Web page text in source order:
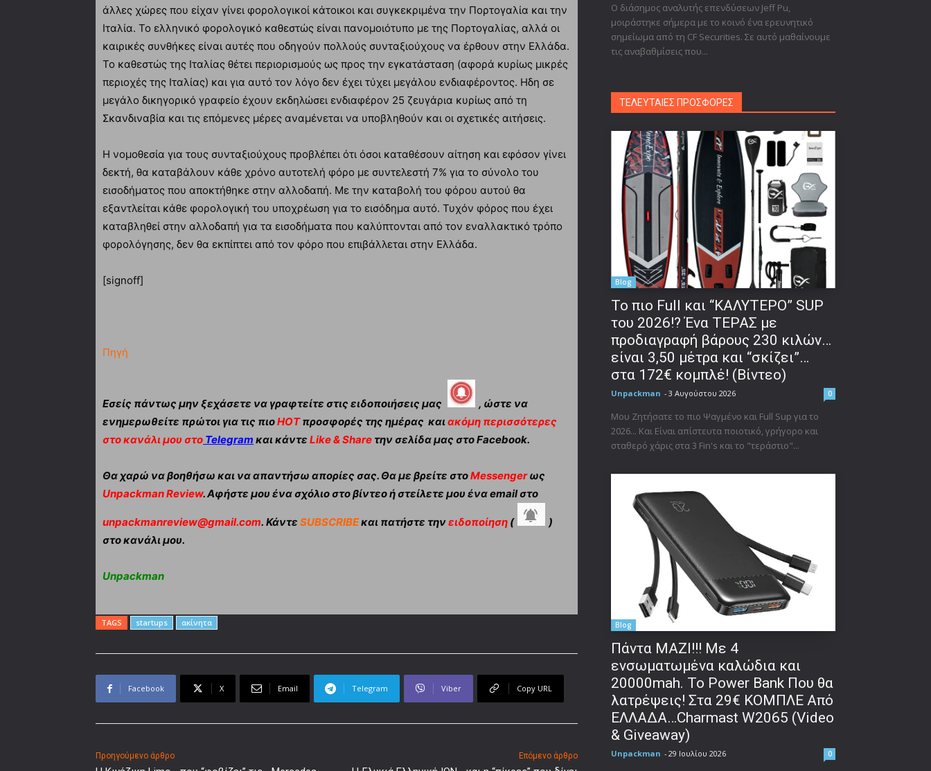
άλλες χώρες που είχαν γίνει φορολογικοί κάτοικοι και συγκεκριμένα την Πορτογαλία και την
Ιταλία. Το ελληνικό φορολογικό καθεστώς είναι πανομοιότυπο με της Πορτογαλίας, αλλά οι
καιρικές συνθήκες είναι αυτές που οδηγούν πολλούς συνταξιούχους να έρθουν στην Ελλάδα.
Το καθεστώς της Ιταλίας θέτει περιορισμούς ως προς την εγκατάσταση (αφορά κυρίως μικρές
περιοχές της Ιταλίας) και για αυτό τον λόγο δεν έχει τύχει μεγάλου ενδιαφέροντος. Ηδη σε
μεγάλο δικηγορικό γραφείο έχουν εκδηλώσει ενδιαφέρον 25 ζευγάρια κυρίως από τη
Σκανδιναβία και τις επόμενες μέρες αναμένεται να υποβληθούν και οι σχετικές αιτήσεις.
Η νομοθεσία για τους συνταξιούχους προβλέπει ότι όσοι καταθέσουν αίτηση και εφόσον γίνει
δεκτή, θα καταβάλουν κάθε χρόνο αυτοτελή φόρο με συντελεστή 7% για το σύνολο του
εισοδήματος που αποκτήθηκε στην αλλοδαπή. Με την καταβολή του φόρου αυτού θα
εξαντλείται κάθε φορολογική του υποχρέωση για το εισόδημα αυτό. Τυχόν φόρος που έχει
καταβληθεί στην αλλοδαπή για τα εισοδήματα που καλύπτονται από τον εναλλακτικό τρόπο
φορολόγησης, δεν θα εκπίπτει από τον φόρο που επιβάλλεται στην Ελλάδα.
[signoff]
Πηγή
Εσείς πάντως μην ξεχάσετε να γραφτείτε στις ειδοποιήσεις μας
, ώστε να
ενημερωθείτε πρώτοι για τις πιοHOTπροσφορές της ημέρας καιακόμη περισσότερες
στο κανάλι μου στο Telegram και κάντε Like & Share την σελίδα μας στο Facebook.
Θα χαρώ να βοηθήσω και να απαντήσω απορίες σας. Θα με βρείτε στοMessengerως
Unpackman Review. Αφήστε μου ένα σχόλιο στο βίντεο ή στείλετε μου ένα email στο
unpackmanreview@gmail.com. Κάντε SUBSCRIBEκαι πατήστε τηνειδοποίηση (
)
στο κανάλι μου.
Unpackman
TAGS startups ακίνητα
Facebook X Email Telegram Viber Copy URL
Προηγούμενο άρθρο Επόμενο άρθρο
Ο διάσημος αναλυτής επενδύσεων Jeff Pu,
μοιράστηκε σήμερα με το κοινό ένα ερευνητικό
σημείωμα από τη CF Securities. Σε αυτό μαθαίνουμε
τις αναβαθμίσεις που...
ΤΕΛΕΥΤΑΙΕΣ ΠΡΟΣΦΟΡΕΣ
Blog
To πιο Full και “ΚΑΛΥΤΕΡΟ” SUP
του 2026!? Ένα ΤΕΡΑΣ με
προδιαγραφή βάρους 230 κιλών…
είναι 3,50 μέτρα και “σκίζει”…
στα 172€ κομπλέ! (Βίντεο)
Unpackman - 3 Αυγούστου 2026 0
Μου Ζητήσατε το πιο Ψαγμένο και Full Sup για το
2026... Και Είναι απίστευτα ποιοτικό, γρήγορο και
σταθερό χάρις στα 3 Fin's και το "τεράστιο"...
Blog
Πάντα ΜΑΖΙ!!! Με 4
ενσωματωμένα καλώδια και
20000mah. Το Power Bank Που θα
λατρέψεις! Στα 29€ ΚΟΜΠΛΕ Από
ΕΛΛΑΔΑ…Charmast W2065 (Video
& Giveaway)
Unpackman - 29 Ιουλίου 2026 0